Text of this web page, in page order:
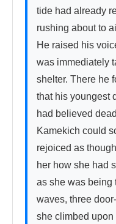
tide had already
rushing about to
He raised his
was immediately
shelter. There he
that his youngest
had believed
Kamekich could
rejoiced as
her how she had
as she was being
waves, three
she climbed upon